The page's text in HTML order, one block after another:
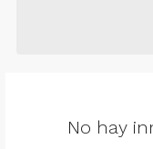
No hay